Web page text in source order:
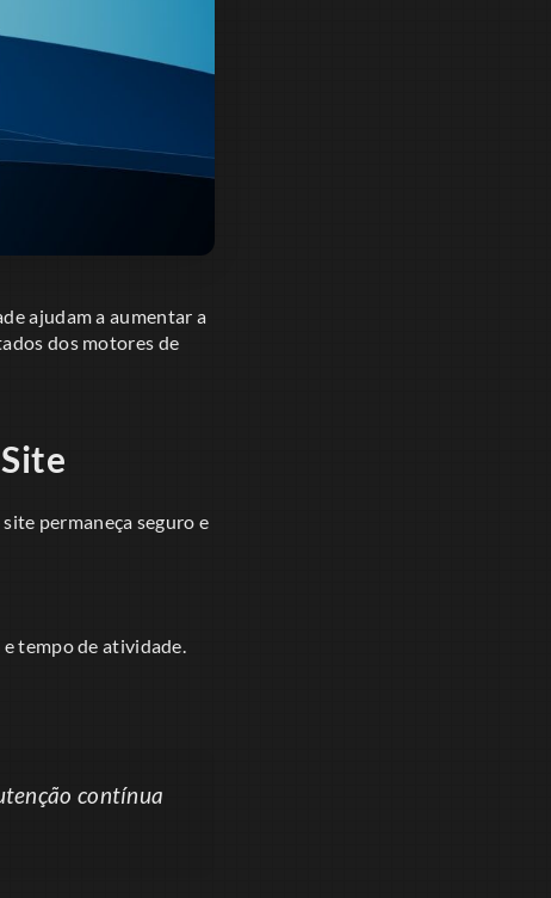
ajudam a aumentar a
dos motores de
permaneça seguro e
tempo de atividade.
contínua